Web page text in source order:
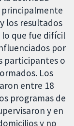
principalmente
los resultados
que fue difícil
por
participantes o
Los
entre 18
programas de
y en
y no